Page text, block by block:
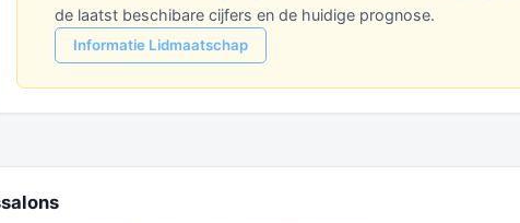
de laatst beschibare cijfers en de huidige prognose.
Informatie Lidmaatschap